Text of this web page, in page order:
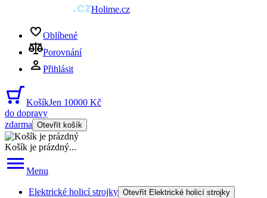
Holime.cz
Oblíbené
Porovnání
Přihlásit
KošíkJen 10000 Kč
do dopravy
zdarma Otevřít košík
Košík je prázdný...
Menu
Elektrické holicí strojky Otevřít Elektrické holicí strojky